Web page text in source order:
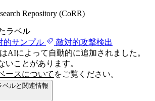
Repository (CoRR)
ラベル
的サンプル
敵対的攻撃検出
AIによって自動的に追加されました。
いことがあります。
ースについて をご覧ください。
ルと関連情報